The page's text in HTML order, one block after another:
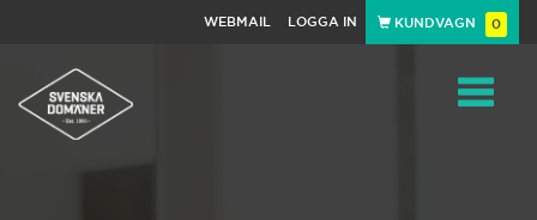
WEBMAIL LOGGA IN KUNDVAGN 0